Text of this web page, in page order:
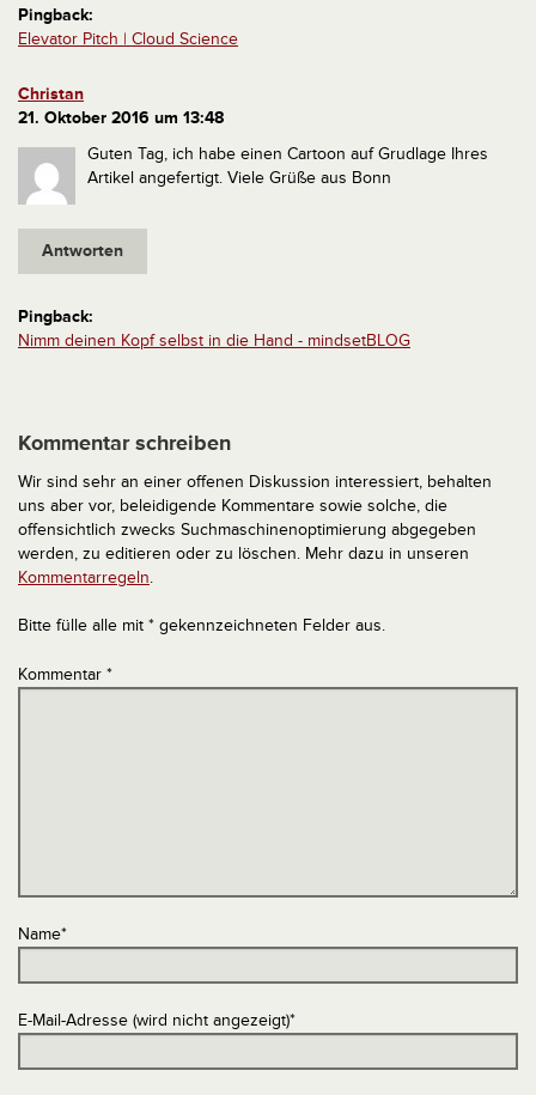
Pingback:
Elevator Pitch | Cloud Science
Christan
21. Oktober 2016 um 13:48
Guten Tag, ich habe einen Cartoon auf Grudlage Ihres
Artikel angefertigt. Viele Grüße aus Bonn
Antworten
Pingback:
Nimm deinen Kopf selbst in die Hand - mindsetBLOG
Kommentar schreiben
Wir sind sehr an einer offenen Diskussion interessiert, behalten
uns aber vor, beleidigende Kommentare sowie solche, die
offensichtlich zwecks Suchmaschinenoptimierung abgegeben
werden, zu editieren oder zu löschen. Mehr dazu in unseren
Kommentarregeln.
Bitte fülle alle mit * gekennzeichneten Felder aus.
Kommentar *
Name*
E-Mail-Adresse (wird nicht angezeigt)*